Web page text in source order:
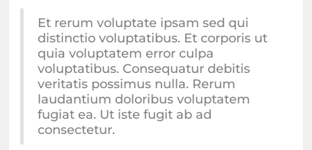
Et rerum voluptate ipsam sed qui
distinctio voluptatibus. Et corporis ut
quia voluptatem error culpa
voluptatibus. Consequatur debitis
veritatis possimus nulla. Rerum
laudantium doloribus voluptatem
fugiat ea. Ut iste fugit ab ad
consectetur.